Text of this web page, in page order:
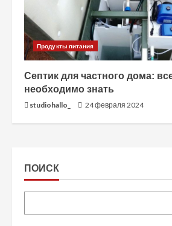
Продукты питания
Септик для частного дома:
необходимо знать
studiohallo_ 24 февраля 2024
ПОИСК